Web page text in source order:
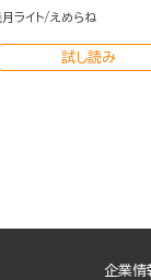
ライト えめらね
試し読み
企業情